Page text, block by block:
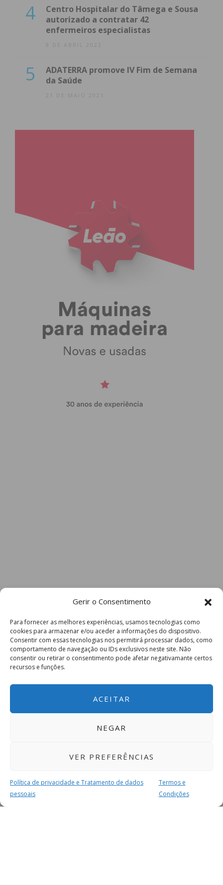
Gerir o Consentimento
Para fornecer as melhores experiências, usamos tecnologias como
cookies para armazenar e/ou aceder a informações do dispositivo.
Consentir com essas tecnologias nos permitirá processar dados, como
comportamento de navegação ou IDs exclusivos neste site. Não
consentir ou retirar o consentimento pode afetar negativamante certos
recursos e funções.
ACEITAR
NEGAR
VER PREFERÊNCIAS
Política de privacidade e Tratamento de dados
pessoais
Termos e
Condições
4
Centro Hospitalar do Tâmega e Sousa
autorizado a contratar 42
enfermeiros especialistas
8 DE ABRIL 2022
5
ADATERRA promove IV Fim de Semana
da Saúde
21 DE MAIO 2021